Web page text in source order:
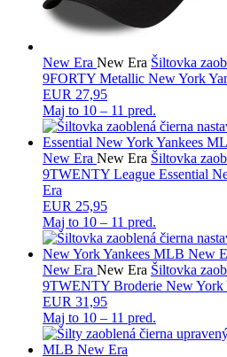
New Era New Era Šiltovka
9FORTY Metallic New York
EUR 27,95
Maj to 10 – 11 pred.
New Era New Era Šiltovka
9TWENTY League Essential
Era
EUR 25,95
Maj to 10 – 11 pred.
New Era New Era Šiltovka
9TWENTY Broderie New York
EUR 31,95
Maj to 10 – 11 pred.